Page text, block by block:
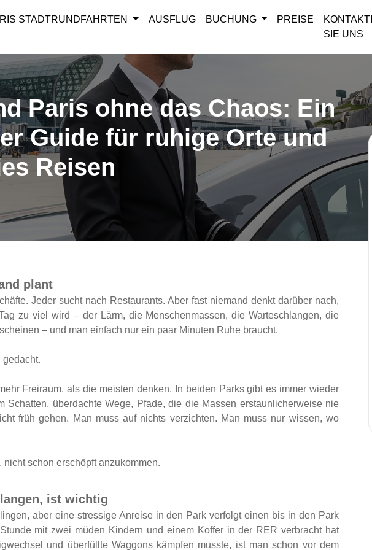
STADTRUNDFAHRTEN AUSFLUG BUCHUNG PREISE
SIE UNS
Paris ohne das Chaos: Ein
Guide für ruhige Orte und
Reisen
plant
Jeder sucht nach Restaurants. Aber fast niemand denkt darüber nach,
zu viel wird – der Lärm, die Menschenmassen, die Warteschlangen, die
– und man einfach nur ein paar Minuten Ruhe braucht.
gedacht.
Freiraum, als die meisten denken. In beiden Parks gibt es immer wieder
Schatten, überdachte Wege, Pfade, die die Massen erstaunlicherweise nie
früh gehen. Man muss auf nichts verzichten. Man muss nur wissen, wo
schon erschöpft anzukommen.
ist wichtig
aber eine stressige Anreise in den Park verfolgt einen bis in den Park
mit zwei müden Kindern und einem Koffer in der RER verbracht hat
und überfüllte Waggons kämpfen musste, ist man schon vor dem